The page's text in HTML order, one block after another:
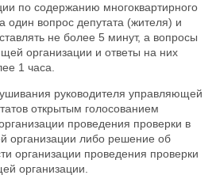
по содержанию многоквартирного
вопрос депутата (жителя) и
не более 5 минут, а вопросы
организации и ответы на них
1 часа.
руководителя управляющей
открытым голосованием
проведения проверки в
организации либо решение об
организации проведения проверки
организации.